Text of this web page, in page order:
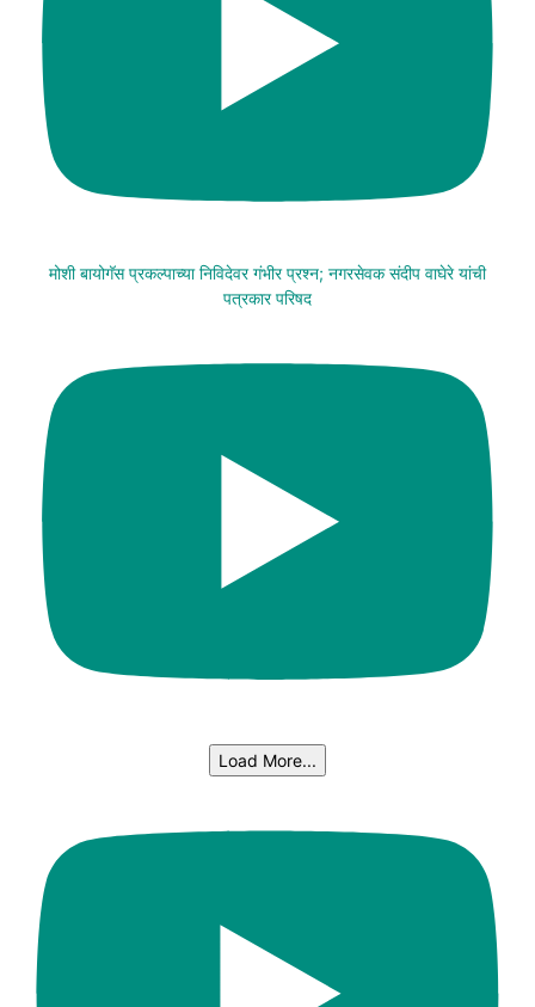
मोशी बायोगॅस प्रकल्पाच्या निविदेवर गंभीर प्रश्न; नगरसेवक संदीप वाघेरे यांची
पत्रकार परिषद
Load More...